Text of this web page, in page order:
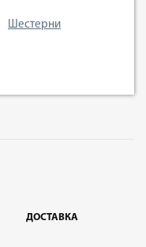
Шестерни
ДОСТАВКА